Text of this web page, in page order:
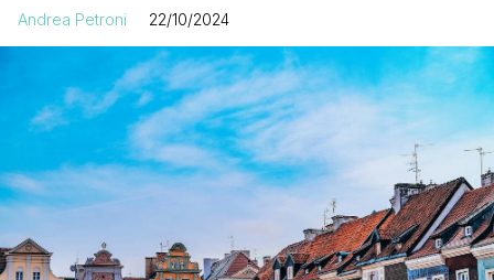
Andrea Petroni 22/10/2024